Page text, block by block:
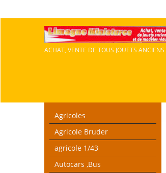
Agricoles
Agricole Bruder
agricole 1/43
Autocars ,Bus